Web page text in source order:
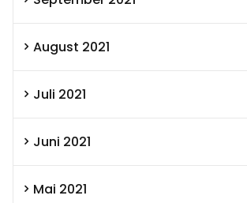
August 2021
Juli 2021
Juni 2021
Mai 2021